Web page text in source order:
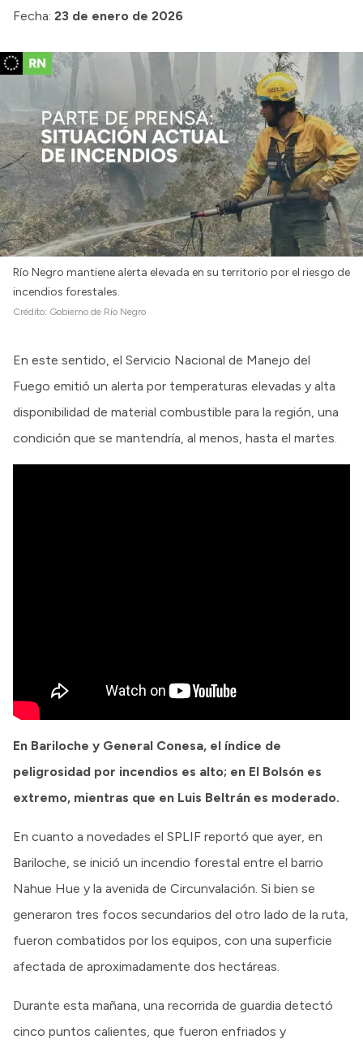
Login
Fecha: 23 de enero de 2026
Río Negro mantiene alerta elevada en su territorio por el riesgo de
incendios forestales.
Crédito: Gobierno de Río Negro
En este sentido, el Servicio Nacional de Manejo del
Fuego emitió un alerta por temperaturas elevadas y alta
disponibilidad de material combustible para la región, una
condición que se mantendría, al menos, hasta el martes.
En Bariloche y General Conesa, el índice de
peligrosidad por incendios es alto; en El Bolsón es
extremo, mientras que en Luis Beltrán es moderado.
En cuanto a novedades el SPLIF reportó que ayer, en
Bariloche, se inició un incendio forestal entre el barrio
Nahue Hue y la avenida de Circunvalación. Si bien se
generaron tres focos secundarios del otro lado de la ruta,
fueron combatidos por los equipos, con una superficie
afectada de aproximadamente dos hectáreas.
Durante esta mañana, una recorrida de guardia detectó
cinco puntos calientes, que fueron enfriados y